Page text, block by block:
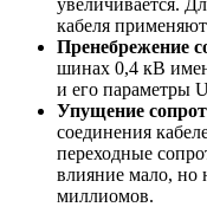
кабеля
Пренебрежение
шинах 0,4 кВ
и его параметры
Упущение
соединения
переходные
влияние мало, но
миллиомов.